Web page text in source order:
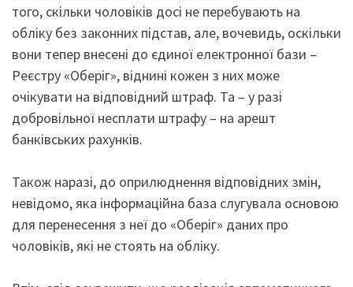
того, скільки чоловіків досі не перебувають на
обліку без законних підстав, але, вочевидь, оскільки
вони тепер внесені до єдиної електронної бази –
Реєстру «Оберіг», віднині кожен з них може
очікувати на відповідний штраф. Та – у разі
добровільної несплати штрафу – на арешт
банківських рахунків.
Також наразі, до оприлюднення відповідних змін,
невідомо, яка інформаційна база слугувала основою
для перенесення з неї до «Оберіг» даних про
чоловіків, які не стоять на обліку.